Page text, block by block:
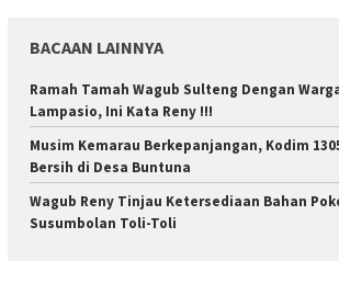
BACAAN LAINNYA
Ramah Tamah Wagub Sulteng Dengan
Lampasio, Ini Kata Reny !!!
Musim Kemarau Berkepanjangan, Kodim
Bersih di Desa Buntuna
Wagub Reny Tinjau Ketersediaan Bahan
Susumbolan Toli-Toli